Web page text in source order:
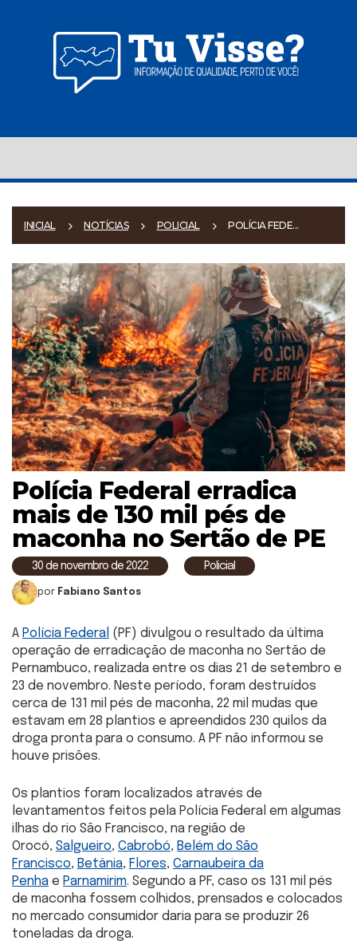
INICIAL NOTÍCIAS POLICIAL POLÍCIA FEDE...
Polícia Federal erradica
mais de 130 mil pés de
maconha no Sertão de PE
30 de novembro de 2022 Policial
por Fabiano Santos
A Polícia Federal (PF) divulgou o resultado da última
operação de erradicação de maconha no Sertão de
Pernambuco, realizada entre os dias 21 de setembro e
23 de novembro. Neste período, foram destruídos
cerca de 131 mil pés de maconha, 22 mil mudas que
estavam em 28 plantios e apreendidos 230 quilos da
droga pronta para o consumo. A PF não informou se
houve prisões.
Os plantios foram localizados através de
levantamentos feitos pela Polícia Federal em algumas
ilhas do rio São Francisco, na região de
Orocó, Salgueiro, Cabrobó, Belém do São
Francisco, Betânia, Flores, Carnaubeira da
Penha e Parnamirim. Segundo a PF, caso os 131 mil pés
de maconha fossem colhidos, prensados e colocados
no mercado consumidor daria para se produzir 26
toneladas da droga.